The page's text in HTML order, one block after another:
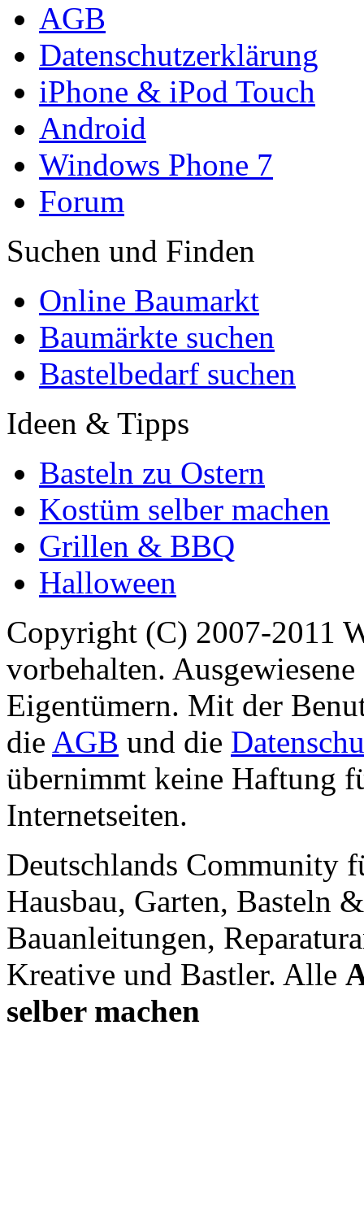
AGB
Datenschutzerklärung
iPhone & iPod Touch
Android
Windows Phone 7
Forum
Suchen und Finden
Online Baumarkt
Baumärkte suchen
Bastelbedarf suchen
Ideen & Tipps
Basteln zu Ostern
Kostüm selber machen
Grillen & BBQ
Halloween
Copyright (C) 2007-2011
vorbehalten.
Eigentümern. Mit der
die AGB und die
übernimmt keine Haftung
Internetseiten.
Deutschlands Community
Hausbau, Garten, Basteln
Bauanleitungen,
Kreative und Bastler. Alle
selber machen